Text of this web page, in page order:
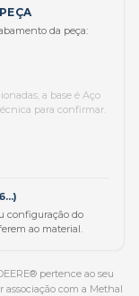
da peça:
a base é Aço
para confirmar.
configuração do
ao material.
pertence ao seu
associação com a Methal